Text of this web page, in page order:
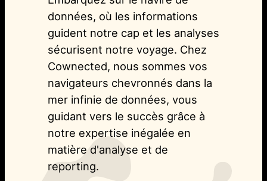
données, où les informations
guident notre cap et les analyses
sécurisent notre voyage. Chez
Cownected, nous sommes vos
navigateurs chevronnés dans la
mer infinie de données, vous
guidant vers le succès grâce à
notre expertise inégalée en
matière d'analyse et de
reporting.